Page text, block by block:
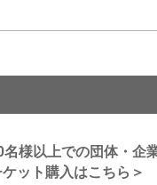
名様以上での団体・企
ケット購入はこちら＞